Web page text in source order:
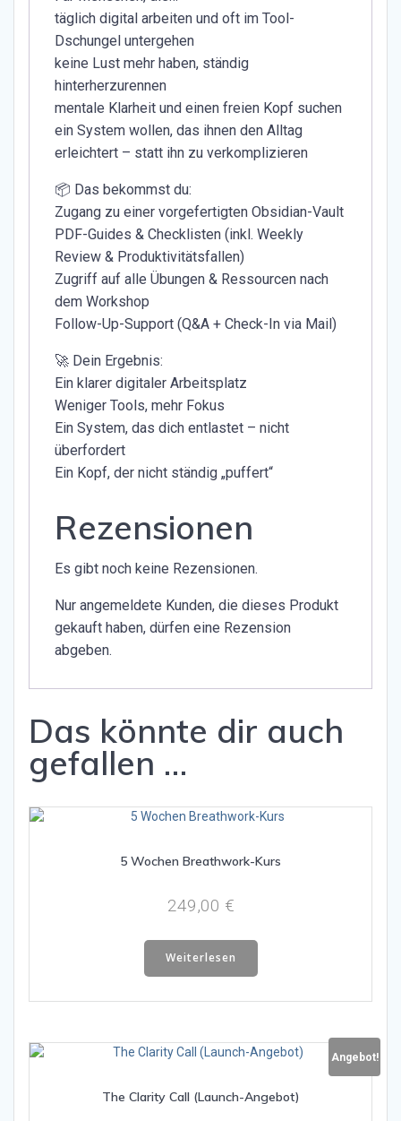
täglich digital arbeiten und oft im Tool-
Dschungel untergehen
keine Lust mehr haben, ständig
hinterherzurennen
mentale Klarheit und einen freien Kopf suchen
ein System wollen, das ihnen den Alltag
erleichtert – statt ihn zu verkomplizieren
📦 Das bekommst du:
Zugang zu einer vorgefertigten Obsidian-Vault
PDF-Guides & Checklisten (inkl. Weekly
Review & Produktivitätsfallen)
Zugriff auf alle Übungen & Ressourcen nach
dem Workshop
Follow-Up-Support (Q&A + Check-In via Mail)
🚀 Dein Ergebnis:
Ein klarer digitaler Arbeitsplatz
Weniger Tools, mehr Fokus
Ein System, das dich entlastet – nicht
überfordert
Ein Kopf, der nicht ständig „puffert“
Rezensionen
Es gibt noch keine Rezensionen.
Nur angemeldete Kunden, die dieses Produkt
gekauft haben, dürfen eine Rezension
abgeben.
Das könnte dir auch
gefallen …
5 Wochen Breathwork-Kurs
249,00 €
Weiterlesen
Angebot!
The Clarity Call (Launch-Angebot)